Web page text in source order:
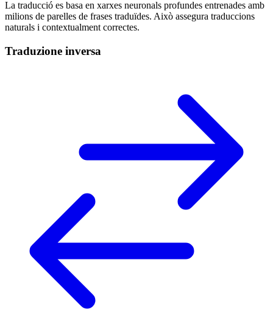
La traducció es basa en xarxes neuronals profundes entrenades amb
milions de parelles de frases traduïdes. Això assegura traduccions
naturals i contextualment correctes.
Traduzione inversa